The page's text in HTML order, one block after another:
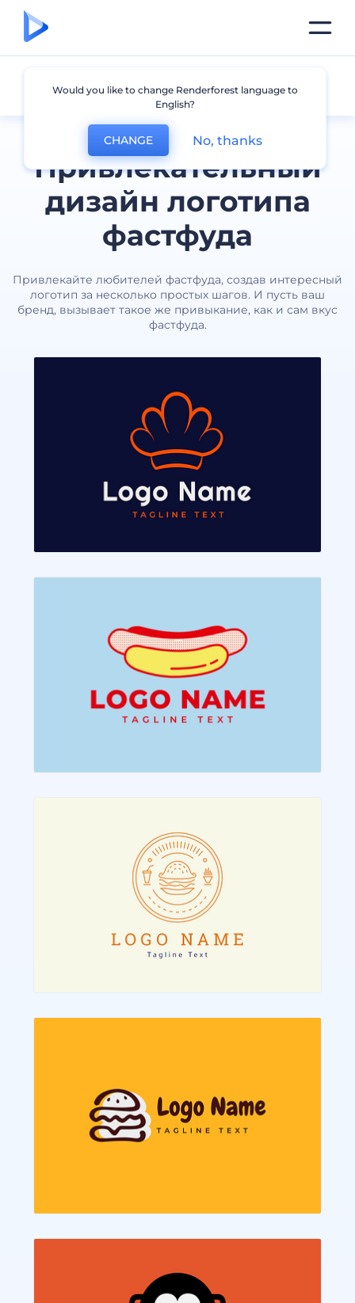
Привлекательный
дизайн логотипа
фастфуда
Привлекайте любителей фастфуда, создав интересный
логотип за несколько простых шагов. И пусть ваш
бренд, вызывает такое же привыкание, как и сам вкус
фастфуда.
Фастфуд
Would you like to change Renderforest language to
English?
CHANGE No, thanks